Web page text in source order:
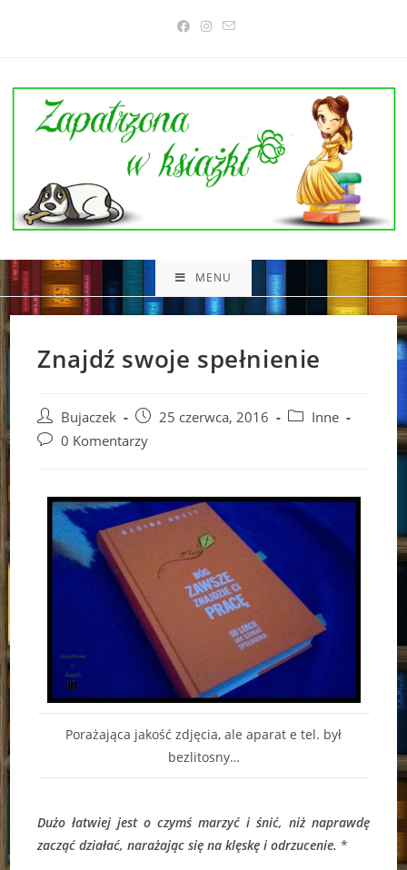
MENU
Znajdź swoje spełnienie
Post
author:
Bujaczek
Post
published:
25 czerwca, 2016
PostInne
Post0 Komentarzy
Porażająca jakość zdjęcia, ale aparat e tel. był
bezlitosny…
Dużo łatwiej jest o czymś marzyć i śnić, niż naprawdę
zacząć działać, narażając się na klęskę i odrzucenie. *